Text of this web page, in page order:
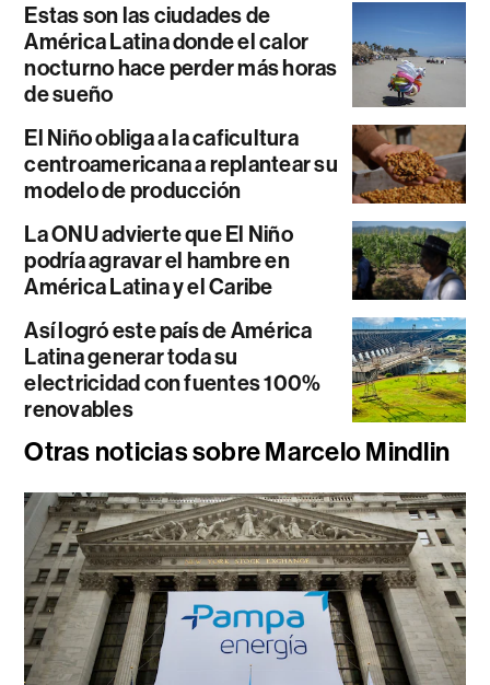
Estas son las ciudades de
América Latina donde el calor
nocturno hace perder más horas
de sueño
El Niño obliga a la caficultura
centroamericana a replantear su
modelo de producción
La ONU advierte que El Niño
podría agravar el hambre en
América Latina y el Caribe
Así logró este país de América
Latina generar toda su
electricidad con fuentes 100%
renovables
Otras noticias sobre Marcelo Mindlin